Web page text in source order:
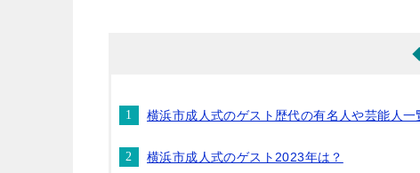
横浜市成人式のゲスト歴代の有名人や芸能人一
横浜市成人式のゲスト2023年は？